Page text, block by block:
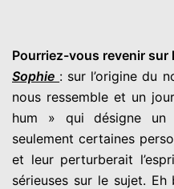
Pourriez-vous revenir sur
Sophie : sur l’origine du
nous ressemble et un
hum » qui désigne un
seulement certaines
et leur perturberait
sérieuses sur le sujet.